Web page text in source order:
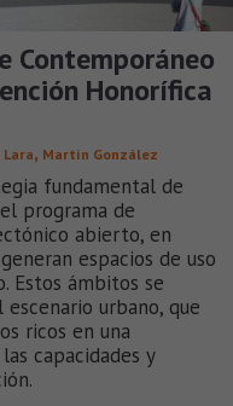
Contemporáneo
Honorífica
Lara, Martín González
fundamental de
programa de
abierto, en
espacios de uso
Estos ámbitos se
urbano, que
ricos en una
capacidades y